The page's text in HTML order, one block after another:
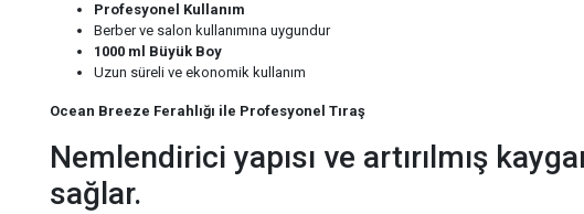
Profesyonel Kullanım
Berber ve salon kullanımına uygundur
1000 ml Büyük Boy
Uzun süreli ve ekonomik kullanım
Ocean Breeze Ferahlığı ile Profesyonel Tıraş
Nemlendirici yapısı ve artırılmış
sağlar.